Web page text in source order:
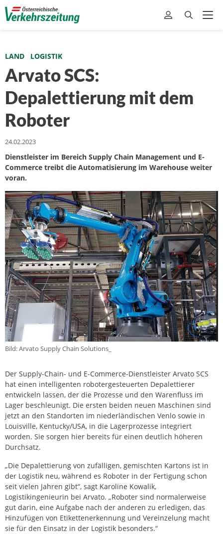
LAND LOGISTIK
Arvato SCS:
Depalettierung mit dem
Roboter
24.02.2023
Dienstleister im Bereich Supply Chain Management und E-
Commerce treibt die Automatisierung im Warehouse weiter
voran.
Bild: Arvato Supply Chain Solutions_
Der Supply-Chain- und E-Commerce-Dienstleister Arvato SCS
hat einen intelligenten robotergesteuerten Depalettierer
entwickeln lassen, der die Prozesse und den Warenfluss im
Lager beschleunigt. Die ersten beiden neuen Maschinen sind
jetzt an den Standorten im niederländischen Venlo sowie in
Louisville, Kentucky/USA, in die Lagerprozesse integriert
worden. Sie sorgen hier bereits für einen deutlich höheren
Durchsatz.
„Die Depalettierung von zufälligen, gemischten Kartons ist in
der Logistik neu, während es Roboter in der Fertigung schon
seit vielen Jahren gibt“, sagt Karoline Kowalik,
Logistikingenieurin bei Arvato. „Roboter sind normalerweise
gut darin, eine Aufgabe nach der anderen zu erledigen, das
Hinzufügen von Etikettenerkennung und Vereinzelung macht
sie für den Einsatz in der Logistik besonders.“